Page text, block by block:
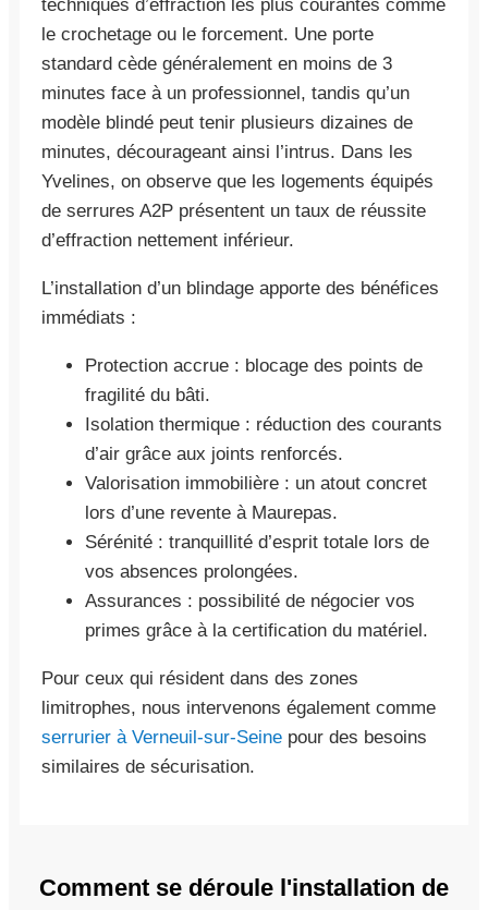
techniques d’effraction les plus courantes comme
le crochetage ou le forcement. Une porte
standard cède généralement en moins de 3
minutes face à un professionnel, tandis qu’un
modèle blindé peut tenir plusieurs dizaines de
minutes, décourageant ainsi l’intrus. Dans les
Yvelines, on observe que les logements équipés
de serrures A2P présentent un taux de réussite
d’effraction nettement inférieur.
L’installation d’un blindage apporte des bénéfices
immédiats :
Protection accrue : blocage des points de
fragilité du bâti.
Isolation thermique : réduction des courants
d’air grâce aux joints renforcés.
Valorisation immobilière : un atout concret
lors d’une revente à Maurepas.
Sérénité : tranquillité d’esprit totale lors de
vos absences prolongées.
Assurances : possibilité de négocier vos
primes grâce à la certification du matériel.
Pour ceux qui résident dans des zones
limitrophes, nous intervenons également comme
serrurier à Verneuil-sur-Seine pour des besoins
similaires de sécurisation.
Comment se déroule l'installation de